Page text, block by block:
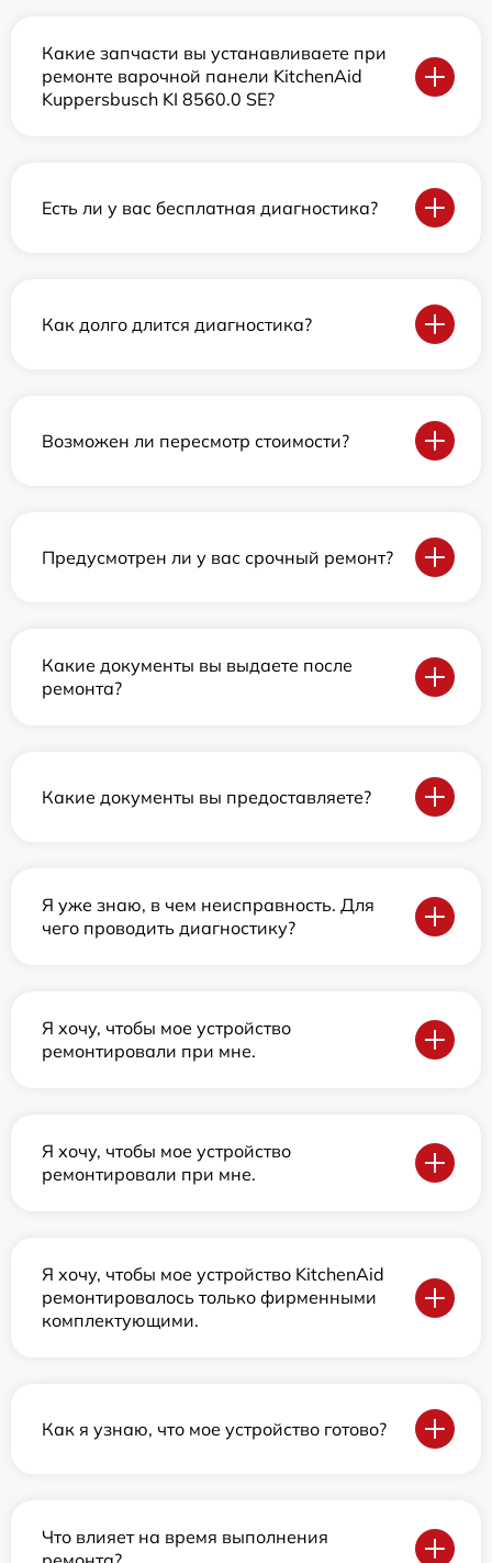
Какие запчасти вы устанавливаете при
ремонте варочной панели KitchenAid
Kuppersbusch KI 8560.0 SE?
Есть ли у вас бесплатная диагностика?
Как долго длится диагностика?
Возможен ли пересмотр стоимости?
Предусмотрен ли у вас срочный ремонт?
Какие документы вы выдаете после
ремонта?
Какие документы вы предоставляете?
Я уже знаю, в чем неисправность. Для
чего проводить диагностику?
Я хочу, чтобы мое устройство
ремонтировали при мне.
Я хочу, чтобы мое устройство
ремонтировали при мне.
Я хочу, чтобы мое устройство KitchenAid
ремонтировалось только фирменными
комплектующими.
Как я узнаю, что мое устройство готово?
Что влияет на время выполнения